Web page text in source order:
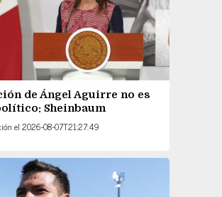
de Ángel Aguirre no es
Sheinbaum
el 2026-08-07T21:27:49